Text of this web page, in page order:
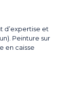
d’expertise et
Peinture sur
en caisse